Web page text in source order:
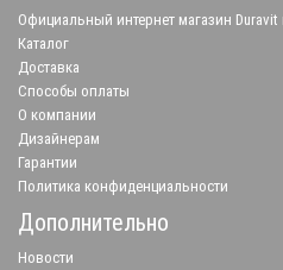
Официальный интернет магазин Duravit
Каталог
Доставка
Способы оплаты
О компании
Дизайнерам
Гарантии
Политика конфиденциальности
Дополнительно
Новости